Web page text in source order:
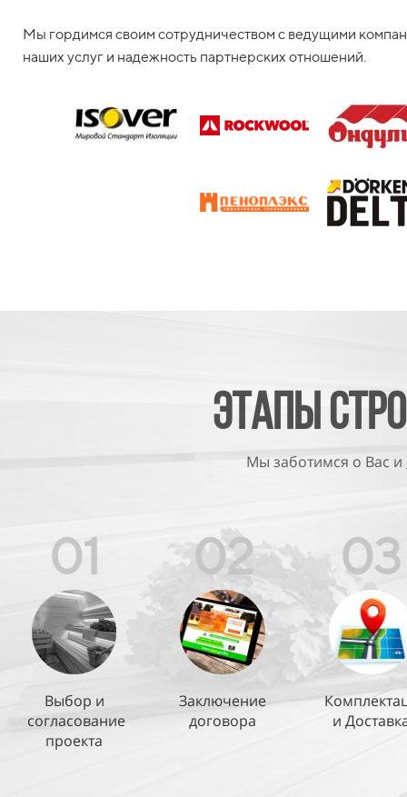
Мы гордимся своим сотрудничеством с ведущими
наших услуг и надежность партнерских отношений.
Этапы
Мы заботимся о Вас и
01
Выбор и
согласование
проекта
02
Заключение
договора
03
и